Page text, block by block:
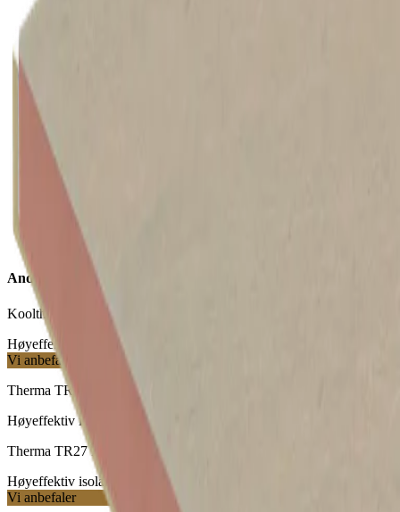
Therma TT Diamond Motfallskile plate
Andre takisolasjonsplater
Kooltherm K10 Undertaksplate
Høyeffektiv isolasjon for undertak
Vi anbefaler
Therma TR26 Plate til flate tak
Høyeffektiv isolasjon for flate tak
Therma TR27 Plate til flate tak
Høyeffektiv isolasjon for flate tak
Vi anbefaler